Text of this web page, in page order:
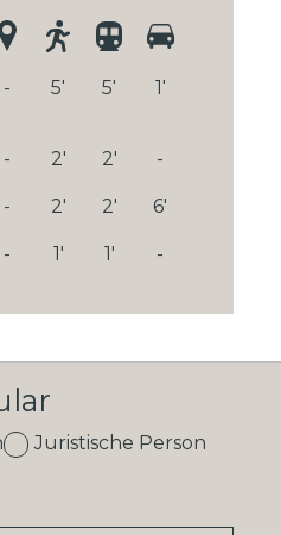
- 5' 5' 1'
- 2' 2' -
- 2' 2' 6'
- 1' 1' -
Juristische Person